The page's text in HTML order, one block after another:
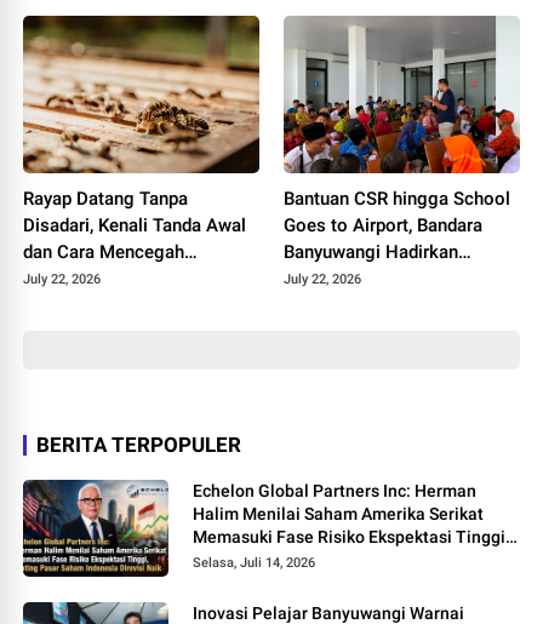
Rayap Datang Tanpa
Disadari, Kenali Tanda Awal
dan Cara Mencegah
Kerusakan Sebelum
July 22, 2026
Bantuan CSR hingga School
Goes to Airport, Bandara
Banyuwangi Hadirkan
Keceriaan Hari Anak
July 22, 2026
BERITA TERPOPULER
Echelon Global Partners Inc: Herman
Halim Menilai Saham Amerika Serikat
Memasuki Fase Risiko Ekspektasi Tinggi,
Rating Pasar Saham Indonesia Direvisi
Selasa, Juli 14, 2026
Inovasi Pelajar Banyuwangi Warnai